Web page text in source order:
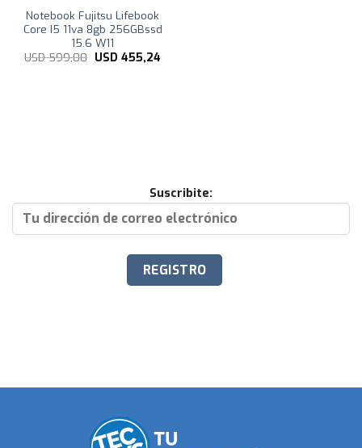
Notebook Fujitsu Lifebook
Core I5 11va 8gb 256GBssd
15.6 W11
USD599,00 El
USD 455,24El
Suscribite: